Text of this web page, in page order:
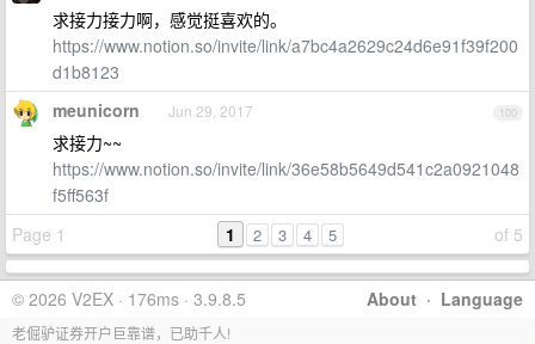
求接力接力啊，感觉挺喜欢的。
https://www.notion.so/invite/link/a7bc4a2629c24d6e91f39f200
d1b8123
100
meunicorn Jun 29, 2017
求接力~~
https://www.notion.so/invite/link/36e58b5649d541c2a0921048
f5ff563f
Page 1
of 5
1 2 3 4 5
About · Language
© 2026 V2EX · 176ms · 3.9.8.5
老倔驴证券开户巨靠谱，已助千人!